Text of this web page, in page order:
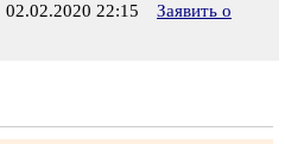
02.02.2020 22:15
Заявить о